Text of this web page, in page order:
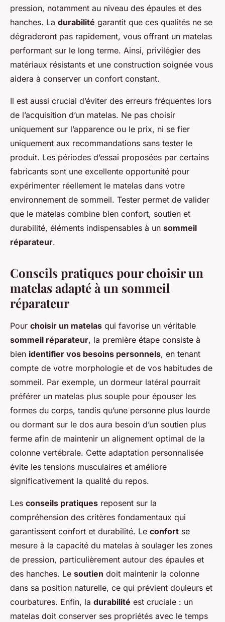
pression, notamment au niveau des épaules et des
hanches. La durabilité garantit que ces qualités ne se
dégraderont pas rapidement, vous offrant un matelas
performant sur le long terme. Ainsi, privilégier des
matériaux résistants et une construction soignée vous
aidera à conserver un confort constant.
Il est aussi crucial d’éviter des erreurs fréquentes lors
de l’acquisition d’un matelas. Ne pas choisir
uniquement sur l’apparence ou le prix, ni se fier
uniquement aux recommandations sans tester le
produit. Les périodes d’essai proposées par certains
fabricants sont une excellente opportunité pour
expérimenter réellement le matelas dans votre
environnement de sommeil. Tester permet de valider
que le matelas combine bien confort, soutien et
durabilité, éléments indispensables à un sommeil
réparateur.
Conseils pratiques pour choisir un
matelas adapté à un sommeil
réparateur
Pour choisir un matelas qui favorise un véritable
sommeil réparateur, la première étape consiste à
bien identifier vos besoins personnels, en tenant
compte de votre morphologie et de vos habitudes de
sommeil. Par exemple, un dormeur latéral pourrait
préférer un matelas plus souple pour épouser les
formes du corps, tandis qu’une personne plus lourde
ou dormant sur le dos aura besoin d’un soutien plus
ferme afin de maintenir un alignement optimal de la
colonne vertébrale. Cette adaptation personnalisée
évite les tensions musculaires et améliore
significativement la qualité du repos.
Les conseils pratiques reposent sur la
compréhension des critères fondamentaux qui
garantissent confort et durabilité. Le confort se
mesure à la capacité du matelas à soulager les zones
de pression, particulièrement autour des épaules et
des hanches. Le soutien doit maintenir la colonne
dans sa position naturelle, ce qui prévient douleurs et
courbatures. Enfin, la durabilité est cruciale : un
matelas doit conserver ses propriétés avec le temps